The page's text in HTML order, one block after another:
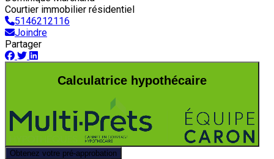
Courtier immobilier résidentiel
5146212116
Joindre
Partager
Calculatrice hypothécaire
Obtenez votre pré-approbation